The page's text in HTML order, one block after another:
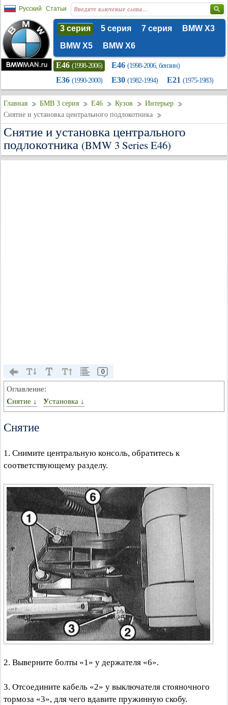
Русский Статьи
3 серия 5 серия 7 серия
BMW X3
BMW X5
BMW X6
E46 (1998-2006) E46 (1998-2006, бензин)
E36 (1990-2000) E30 (1982-1994) E21 (1975-1983)
Главная БМВ 3 серия E46 Кузов
Интерьер
Снятие и установка центрального подлокотника
Снятие и установка центрального
подлокотника (BMW 3 Series E46)
0
Оглавление:
Снятие ↓
Установка ↓
Снятие
1. Снимите центральную консоль, обратитесь к
соответствующему разделу.
2. Выверните болты «1» у держателя «6».
3. Отсоедините кабель «2» у выключателя стояночного
тормоза «3», для чего вдавите пружинную скобу.